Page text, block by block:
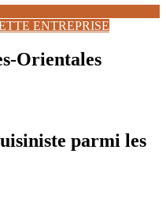
ENTREPRISE
Orientales
parmi les